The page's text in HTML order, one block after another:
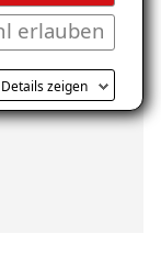
erlauben
Details zeigen
Newsletter.